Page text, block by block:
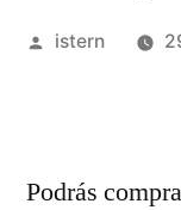
Publicado
istern
Podrás